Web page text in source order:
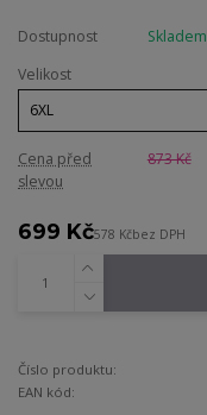
Dostupnost
Skladem
Velikost
Cena před
slevou
873 Kč
699 Kč578 Kčbez DPH
Číslo produktu:
EAN kód: